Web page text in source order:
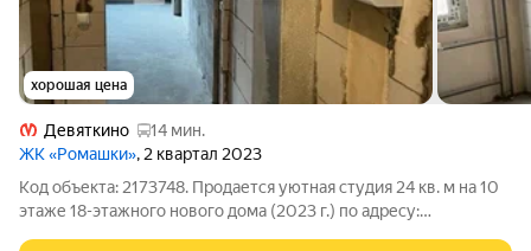
хорошая цена
Девяткино
14 мин.
ЖК «Ромашки», 2 квартал 2023
Код объекта: 2173748. Продается уютная студия 24 кв. м на 10
этаже 18-этажного нового дома (2023 г.) по адресу: